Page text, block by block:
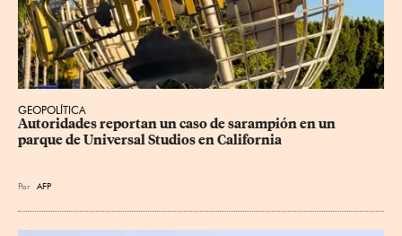
GEOPOLÍTICA
Autoridades reportan un caso de sarampión en un
parque de Universal Studios en California
Por AFP